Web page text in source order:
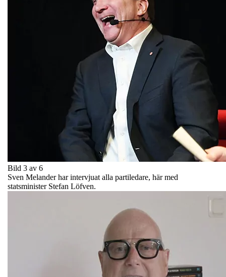
Bild 3 av 6
Sven Melander har intervjuat alla partiledare, här med
statsminister Stefan Löfven.